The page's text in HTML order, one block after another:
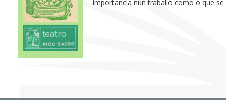
importancia nun traballo como o que